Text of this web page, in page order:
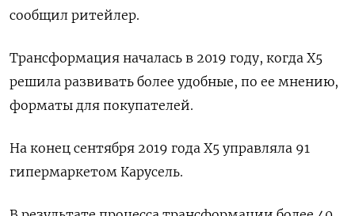
сообщил ритейлер.
Трансформация началась в 2019 году, когда Х5
решила развивать более удобные, по ее мнению,
форматы для покупателей.
На конец сентября 2019 года X5 управляла 91
гипермаркетом Карусель.